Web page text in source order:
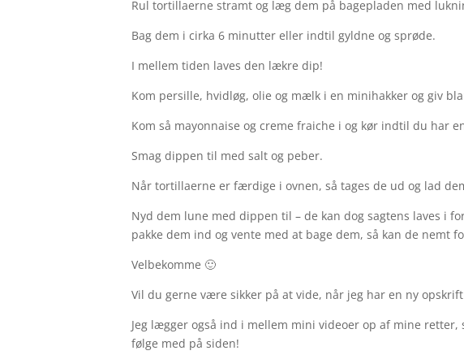
Rul tortillaerne stramt og læg dem på bagepladen med
Bag dem i cirka 6 minutter eller indtil gyldne og sprøde.
I mellem tiden laves den lækre dip!
Kom persille, hvidløg, olie og mælk i en minihakker og giv
Kom så mayonnaise og creme fraiche i og kør indtil du har
Smag dippen til med salt og peber.
Når tortillaerne er færdige i ovnen, så tages de ud og lad
Nyd dem lune med dippen til – de kan dog sagtens laves i
pakke dem ind og vente med at bage dem, så kan de nemt
Velbekomme 🙂
Vil du gerne være sikker på at vide, når jeg har en ny
Jeg lægger også ind i mellem mini videoer op af mine
følge med på siden!